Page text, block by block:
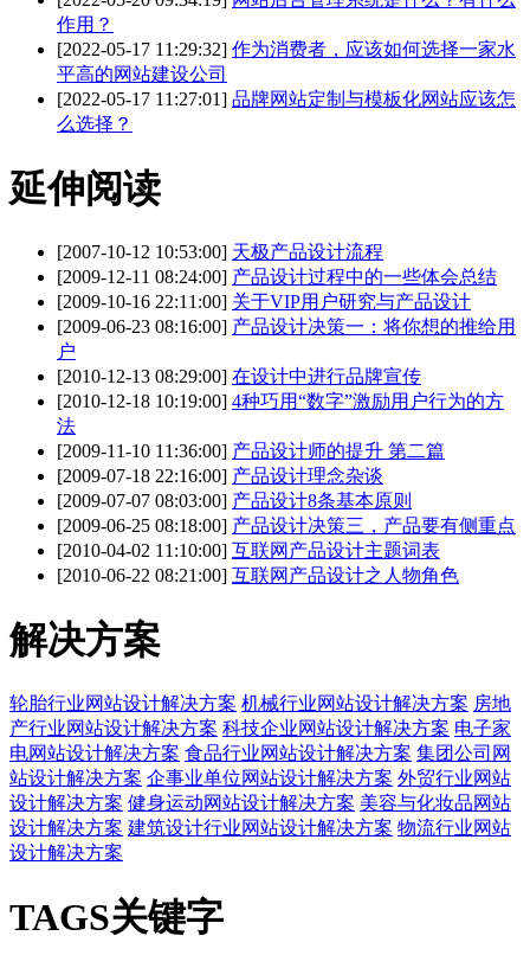
作用？
[2022-05-17 11:29:32] 作为消费者，应该如何选择一家水
平高的网站建设公司
[2022-05-17 11:27:01] 品牌网站定制与模板化网站应该怎
么选择？
延伸阅读
[2007-10-12 10:53:00] 天极产品设计流程
[2009-12-11 08:24:00] 产品设计过程中的一些体会总结
[2009-10-16 22:11:00] 关于VIP用户研究与产品设计
[2009-06-23 08:16:00] 产品设计决策一：将你想的推给用
户
[2010-12-13 08:29:00] 在设计中进行品牌宣传
[2010-12-18 10:19:00] 4种巧用“数字”激励用户行为的方
法
[2009-11-10 11:36:00] 产品设计师的提升 第二篇
[2009-07-18 22:16:00] 产品设计理念杂谈
[2009-07-07 08:03:00] 产品设计8条基本原则
[2009-06-25 08:18:00] 产品设计决策三，产品要有侧重点
[2010-04-02 11:10:00] 互联网产品设计主题词表
[2010-06-22 08:21:00] 互联网产品设计之人物角色
解决方案
轮胎行业网站设计解决方案 机械行业网站设计解决方案 房地
产行业网站设计解决方案 科技企业网站设计解决方案 电子家
电网站设计解决方案 食品行业网站设计解决方案 集团公司网
站设计解决方案 企事业单位网站设计解决方案 外贸行业网站
设计解决方案 健身运动网站设计解决方案 美容与化妆品网站
设计解决方案 建筑设计行业网站设计解决方案 物流行业网站
设计解决方案
TAGS关键字